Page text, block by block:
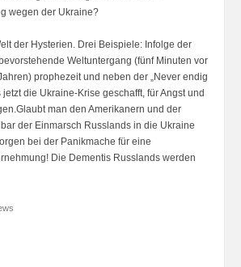
wegen der Ukraine?
der Hysterien. Drei Beispiele: Infolge der
Weltuntergang (fünf Minuten vor
prophezeit und neben der „Never endig
jetzt die Ukraine-Krise geschafft, für Angst und
man den Amerikanern und der
der Einmarsch Russlands in die Ukraine
bei der Panikmache für eine
Die Dementis Russlands werden